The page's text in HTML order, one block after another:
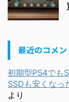
最近のコメン
初期型PS4でも
SSDも安くなっ
より